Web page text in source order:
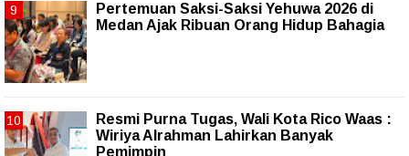
Pertemuan Saksi-Saksi Yehuwa 2026 di
Medan Ajak Ribuan Orang Hidup Bahagia
Resmi Purna Tugas, Wali Kota Rico Waas :
Wiriya Alrahman Lahirkan Banyak
Pemimpin